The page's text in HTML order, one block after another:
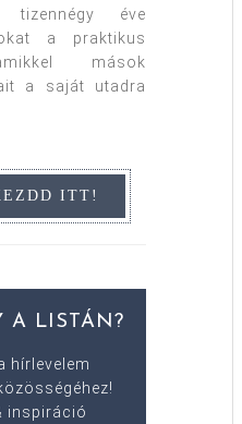
tizennégy éve
a praktikus
mások
a saját utadra
A LISTÁN?
hírlevelem
inspiráció